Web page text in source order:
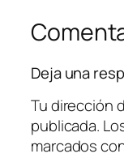
Deja una
Tu dirección
publicada.
marcados